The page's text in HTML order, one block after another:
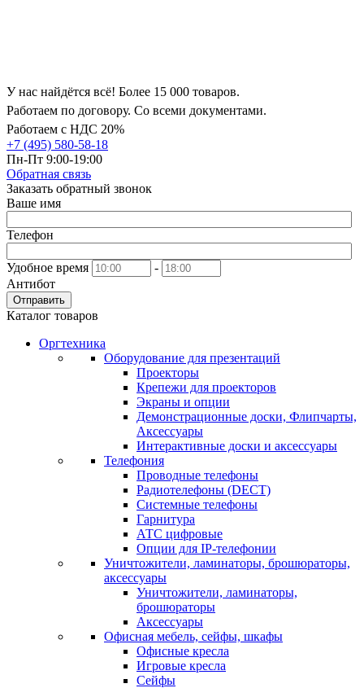
У нас найдётся всё! Более 15 000 товаров.
Работаем по договору. Со всеми документами.
Работаем с НДС 20%
+7 (495) 580-58-18
Пн-Пт 9:00-19:00
Обратная связь
Заказать обратный звонок
Ваше имя
Телефон
Удобное время
-
Антибот
Отправить
Каталог товаров
Оргтехника
Оборудование для презентаций
Проекторы
Крепежи для проекторов
Экраны и опции
Демонстрационные доски, Флипчарты,
Аксессуары
Интерактивные доски и аксессуары
Телефония
Проводные телефоны
Радиотелефоны (DECT)
Системные телефоны
Гарнитура
АТС цифровые
Опции для IP-телефонии
Уничтожители, ламинаторы, брошюраторы,
аксессуары
Уничтожители, ламинаторы,
брошюраторы
Аксессуары
Офисная мебель, сейфы, шкафы
Офисные кресла
Игровые кресла
Сейфы